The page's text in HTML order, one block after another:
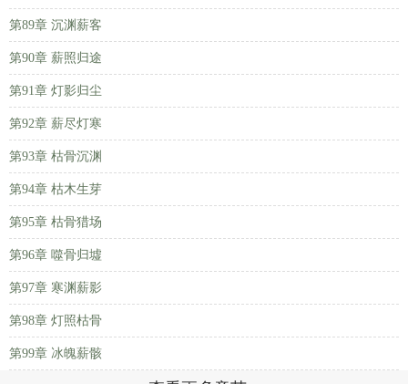
第89章 沉渊薪客
第90章 薪照归途
第91章 灯影归尘
第92章 薪尽灯寒
第93章 枯骨沉渊
第94章 枯木生芽
第95章 枯骨猎场
第96章 噬骨归墟
第97章 寒渊薪影
第98章 灯照枯骨
第99章 冰魄薪骸